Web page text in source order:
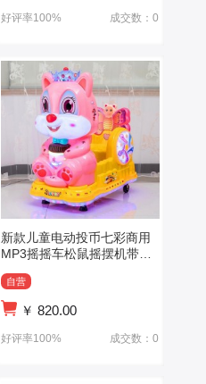
好评率100% 成交数：0
新款儿童电动投币七彩商用
MP3摇摇车松鼠摇摆机带音
自营
￥820.00
好评率100% 成交数：0